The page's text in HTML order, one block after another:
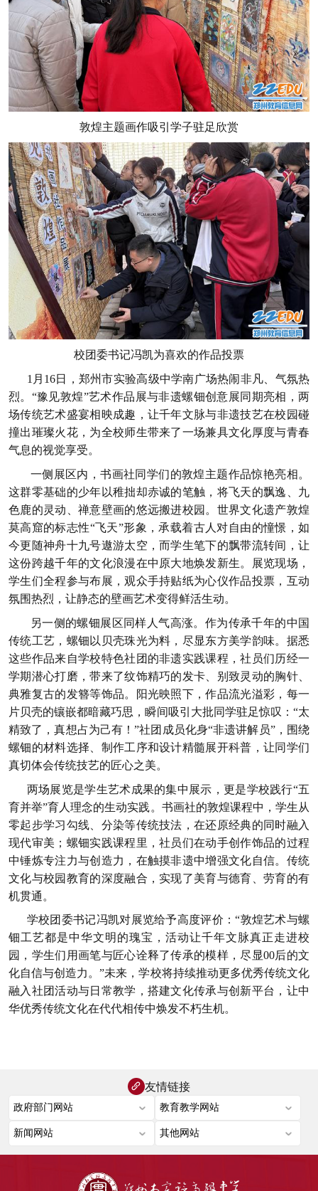
敦煌主题画作吸引学子驻足欣赏
校团委书记冯凯为喜欢的作品投票
1月16日，郑州市实验高级中学南广场热闹非凡、气氛热
烈。“豫见敦煌”艺术作品展与非遗螺钿创意展同期亮相，两
场传统艺术盛宴相映成趣，让千年文脉与非遗技艺在校园碰
撞出璀璨火花，为全校师生带来了一场兼具文化厚度与青春
气息的视觉享受。
一侧展区内，书画社同学们的敦煌主题作品惊艳亮相。
这群零基础的少年以稚拙却赤诚的笔触，将飞天的飘逸、九
色鹿的灵动、禅意壁画的悠远搬进校园。世界文化遗产敦煌
莫高窟的标志性“飞天”形象，承载着古人对自由的憧憬，如
今更随神舟十九号遨游太空，而学生笔下的飘带流转间，让
这份跨越千年的文化浪漫在中原大地焕发新生。展览现场，
学生们全程参与布展，观众手持贴纸为心仪作品投票，互动
氛围热烈，让静态的壁画艺术变得鲜活生动。
另一侧的螺钿展区同样人气高涨。作为传承千年的中国
传统工艺，螺钿以贝壳珠光为料，尽显东方美学韵味。据悉
这些作品来自学校特色社团的非遗实践课程，社员们历经一
学期潜心打磨，带来了纹饰精巧的发卡、别致灵动的胸针、
典雅复古的发簪等饰品。阳光映照下，作品流光溢彩，每一
片贝壳的镶嵌都暗藏巧思，瞬间吸引大批同学驻足惊叹：“太
精致了，真想占为己有！”社团成员化身“非遗讲解员”，围绕
螺钿的材料选择、制作工序和设计精髓展开科普，让同学们
真切体会传统技艺的匠心之美。
两场展览是学生艺术成果的集中展示，更是学校践行“五
育并举”育人理念的生动实践。书画社的敦煌课程中，学生从
零起步学习勾线、分染等传统技法，在还原经典的同时融入
现代审美；螺钿实践课程里，社员们在动手创作饰品的过程
中锤炼专注力与创造力，在触摸非遗中增强文化自信。传统
文化与校园教育的深度融合，实现了美育与德育、劳育的有
机贯通。
学校团委书记冯凯对展览给予高度评价：“敦煌艺术与螺
钿工艺都是中华文明的瑰宝，活动让千年文脉真正走进校
园，学生们用画笔与匠心诠释了传承的模样，尽显00后的文
化自信与创造力。”未来，学校将持续推动更多优秀传统文化
融入社团活动与日常教学，搭建文化传承与创新平台，让中
华优秀传统文化在代代相传中焕发不朽生机。
友情链接